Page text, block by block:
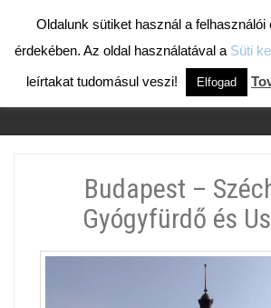
ALUMÍNIUM AJTÓK,
GYÁRTÁSA,
Budapest –
Gyógyfürdő és
Oldalunk sütiket használ a
érdekében. Az oldal használatával a Süti
leírtakat tudomásul veszi!
Elfogad